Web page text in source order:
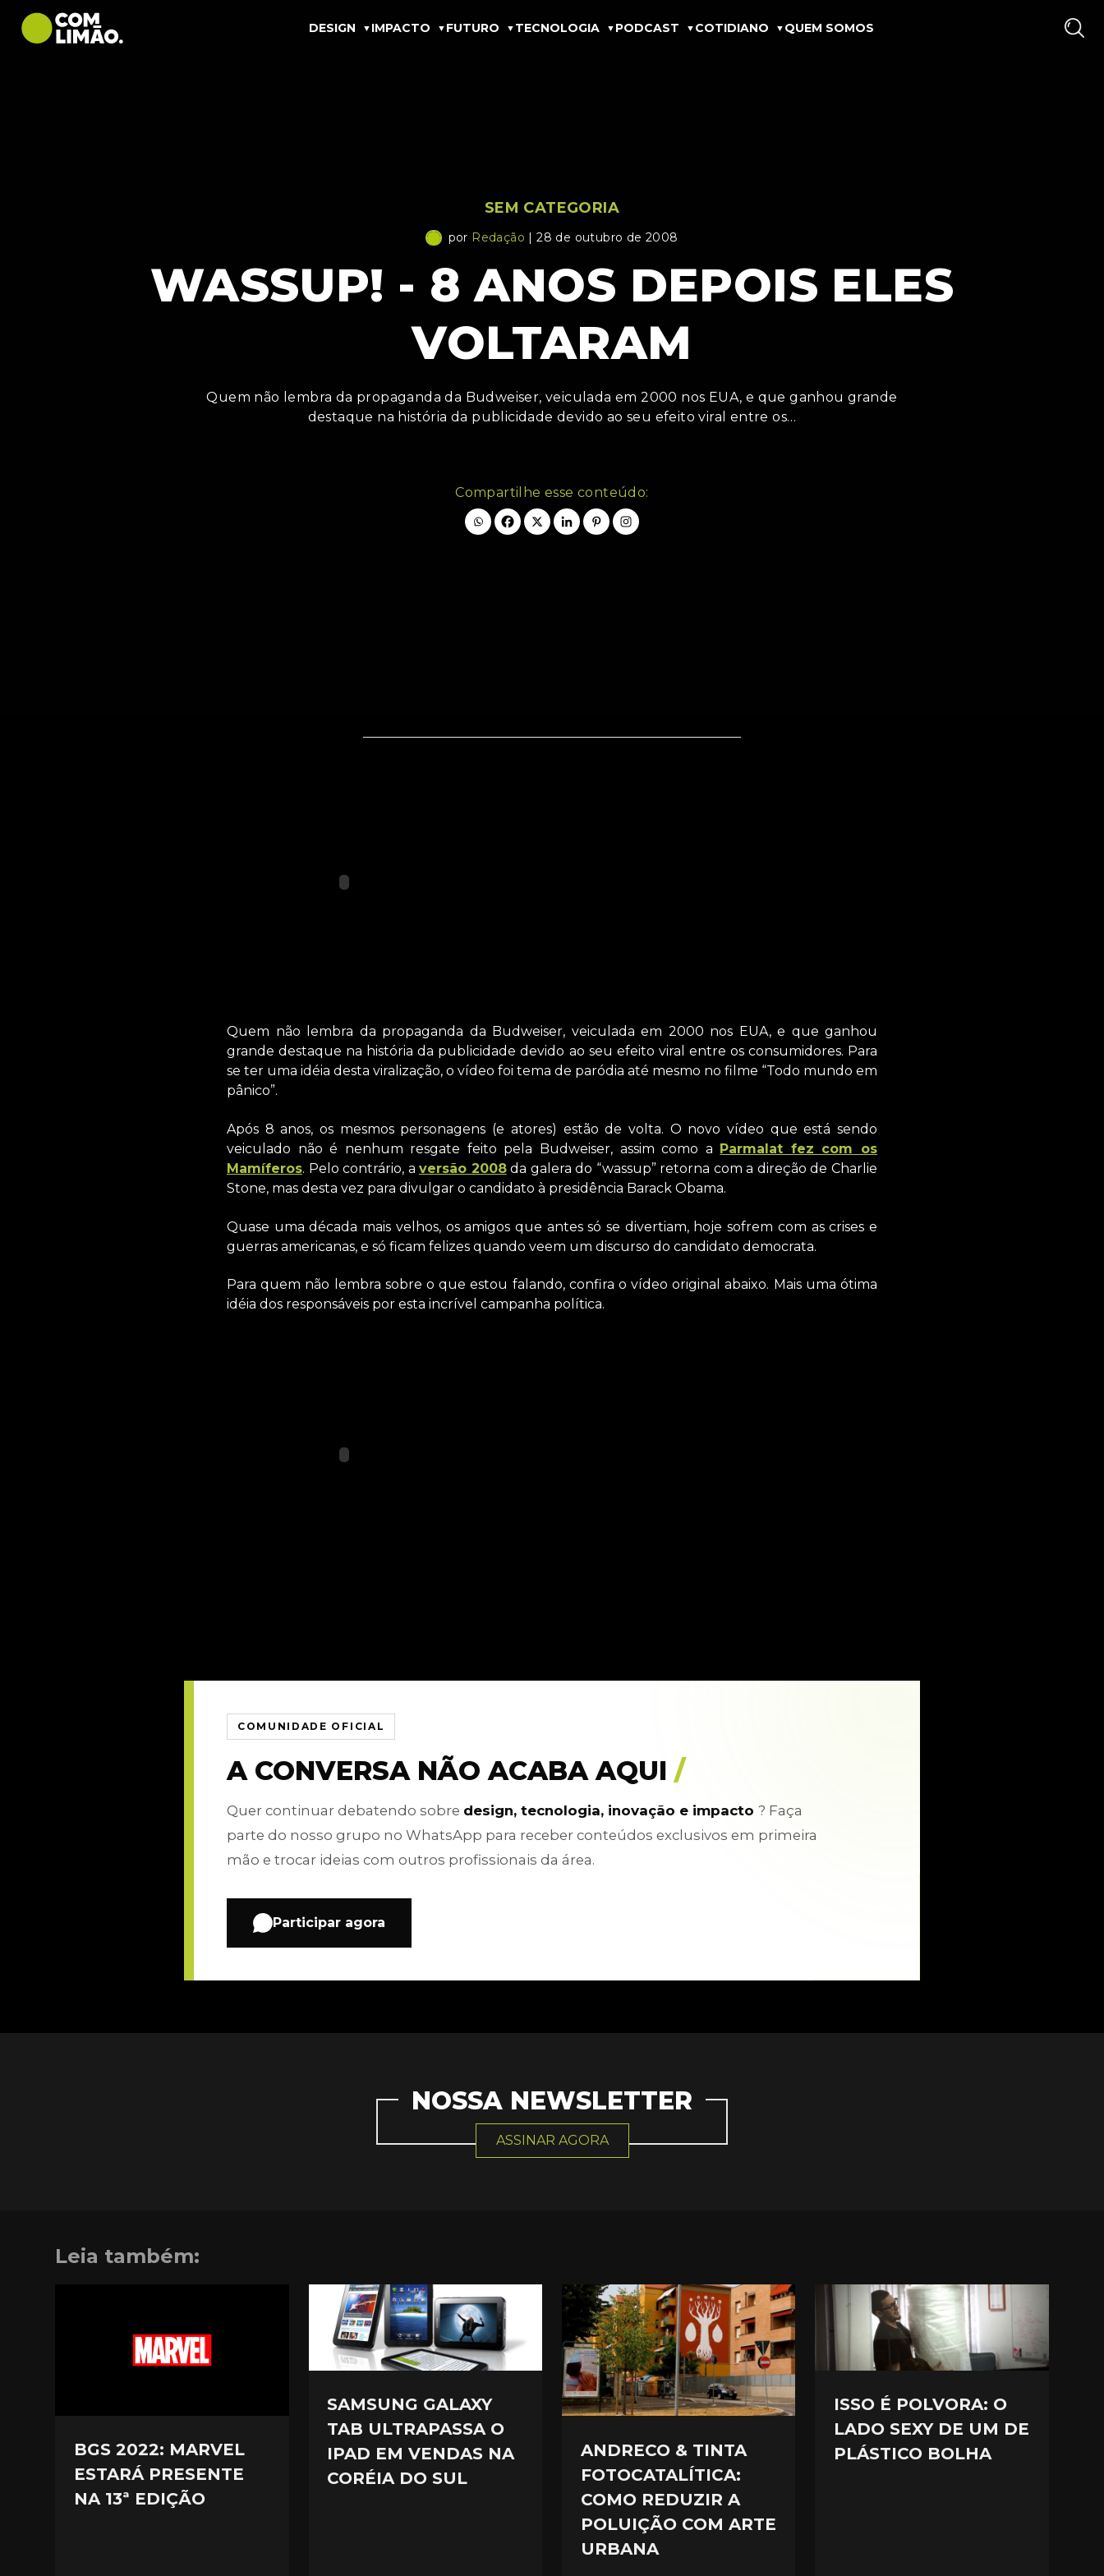
DESIGN IMPACTO FUTURO TECNOLOGIA PODCAST COTIDIANO QUEM SOMOS
SEM CATEGORIA
por Redação | 28 de outubro de 2008
WASSUP! - 8 ANOS DEPOIS ELES
VOLTARAM
Quem não lembra da propaganda da Budweiser, veiculada em 2000 nos EUA, e que ganhou grande
destaque na história da publicidade devido ao seu efeito viral entre os…
Compartilhe esse conteúdo:
Quem não lembra da propaganda da Budweiser, veiculada em 2000 nos EUA, e que ganhou
grande destaque na história da publicidade devido ao seu efeito viral entre os consumidores. Para
se ter uma idéia desta viralização, o vídeo foi tema de paródia até mesmo no filme “Todo mundo em
pânico”.
Após 8 anos, os mesmos personagens (e atores) estão de volta. O novo vídeo que está sendo
veiculado não é nenhum resgate feito pela Budweiser, assim como a Parmalat fez com os
Mamíferos. Pelo contrário, aversão 2008da galera do “wassup” retorna com a direção de Charlie
Stone, mas desta vez para divulgar o candidato à presidência Barack Obama.
Quase uma década mais velhos, os amigos que antes só se divertiam, hoje sofrem com as crises e
guerras americanas, e só ficam felizes quando veem um discurso do candidato democrata.
Para quem não lembra sobre o que estou falando, confira o vídeo original abaixo. Mais uma ótima
idéia dos responsáveis por esta incrível campanha política.
COMUNIDADE OFICIAL
A CONVERSA NÃO ACABA AQUI /
Quer continuar debatendo sobre design, tecnologia, inovação e impacto ? Faça
parte do nosso grupo no WhatsApp para receber conteúdos exclusivos em primeira
mão e trocar ideias com outros profissionais da área.
Participar agora
NOSSA NEWSLETTER
ASSINAR AGORA
Leia também:
BGS 2022: MARVEL
ESTARÁ PRESENTE
NA 13ª EDIÇÃO
SAMSUNG GALAXY
TAB ULTRAPASSA O
IPAD EM VENDAS NA
CORÉIA DO SUL
ANDRECO & TINTA
FOTOCATALÍTICA:
COMO REDUZIR A
POLUIÇÃO COM ARTE
URBANA
ISSO É POLVORA: O
LADO SEXY DE UM DE
PLÁSTICO BOLHA